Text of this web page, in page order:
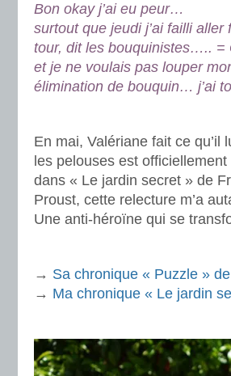
Bon okay j’ai eu peur…
surtout que jeudi j’ai failli
tour, dit les bouquinistes….. =
et je ne voulais pas louper
élimination de bouquin… j’ai
En mai, Valériane fait ce
les pelouses est
dans « Le jardin secret » de
Proust, cette relecture m’a
Une anti-héroïne qui se
→ Sa chronique « Puzzle »
→ Ma chronique « Le jardin